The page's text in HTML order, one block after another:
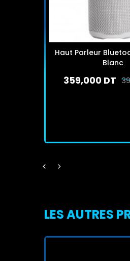
Haut Parleur
Blanc
359,000 DT
LES AUTRES